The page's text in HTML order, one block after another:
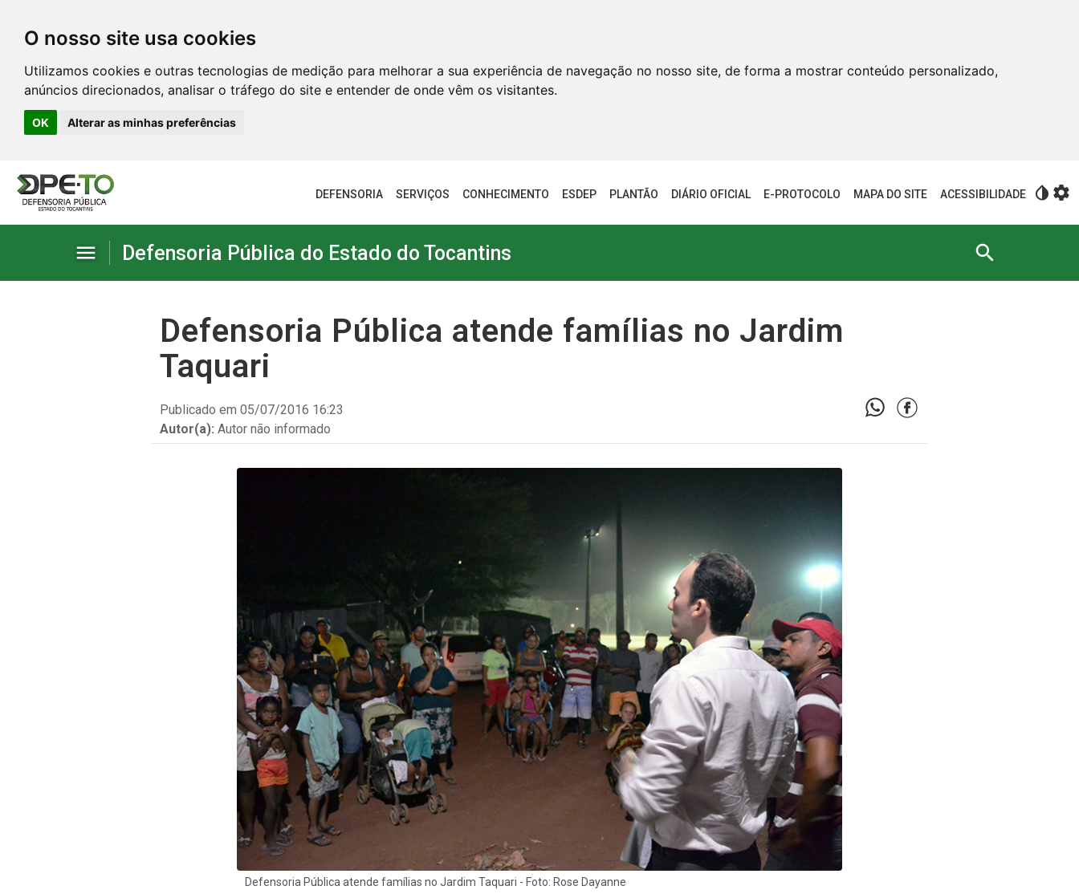
O nosso site usa cookies
Utilizamos cookies e outras tecnologias de medição para melhorar a sua experiência de navegação no nosso site, de forma a mostrar conteúdo personalizado,
anúncios direcionados, analisar o tráfego do site e entender de onde vêm os visitantes.
OK Alterar as minhas preferências
DEFENSORIA SERVIÇOS CONHECIMENTO ESDEP PLANTÃO DIÁRIO OFICIAL E-PROTOCOLO MAPA DO SITE ACESSIBILIDADE invert_colors settings
menu Defensoria Pública do Estado do Tocantins search
Serviços administrativos
Escola Superior da Defensoria
Defensoria Pública atende famílias no Jardim
Taquari
Publicado em 05/07/2016 16:23
Autor(a): Autor não informado
Defensoria Pública atende famílias no Jardim Taquari - Foto: Rose Dayanne